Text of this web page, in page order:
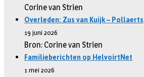
Corine van Strien
Overleden: Zus van Kuijk – Pollaerts
19 juni 2026
Bron: Corine van Strien
Familieberichten op HelvoirtNet
1 mei 2026